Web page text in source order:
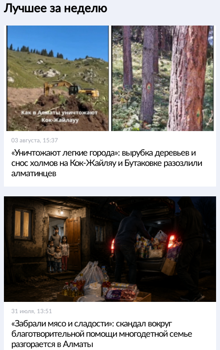
Лучшее за неделю
03 августа, 15:37
«Уничтожают легкие города»: вырубка деревьев и
снос холмов на Кок-Жайляу и Бутаковке разозлили
алматинцев
31 июля, 13:51
«Забрали мясо и сладости»: скандал вокруг
благотворительной помощи многодетной семье
разгорается в Алматы